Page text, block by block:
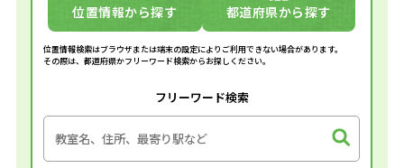
位置情報から探す 都道府県から探す
位置情報検索はブラウザまたは端末の設定によりご利用できない場合があります。
その際は、都道府県かフリーワード検索からお探しください。
フリーワード検索